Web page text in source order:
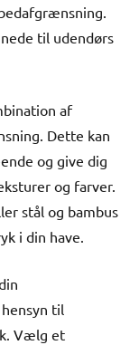
til udendørs
af
Dette kan
og give dig
og farver.
stål og bambus
i din have.
til
Vælg et